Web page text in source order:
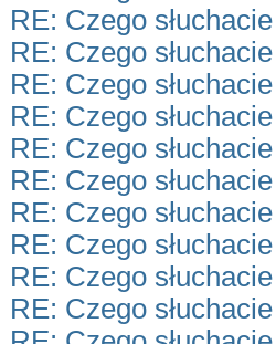
RE: Czego
RE: Czego
RE: Czego
RE: Czego
RE: Czego
RE: Czego
RE: Czego
RE: Czego
RE: Czego
RE: Czego